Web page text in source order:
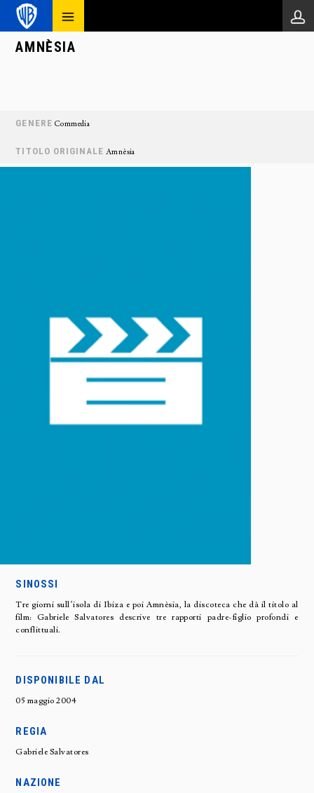
AMNÈSIA
GENERE Commedia
TITOLO ORIGINALE Amnèsia
SINOSSI
Tre giorni sull’isola di Ibiza e poi Amnèsia, la discoteca che dà il titolo al
film: Gabriele Salvatores descrive tre rapporti padre-figlio profondi e
conflittuali.
DISPONIBILE DAL
05 maggio 2004
REGIA
Gabriele Salvatores
NAZIONE